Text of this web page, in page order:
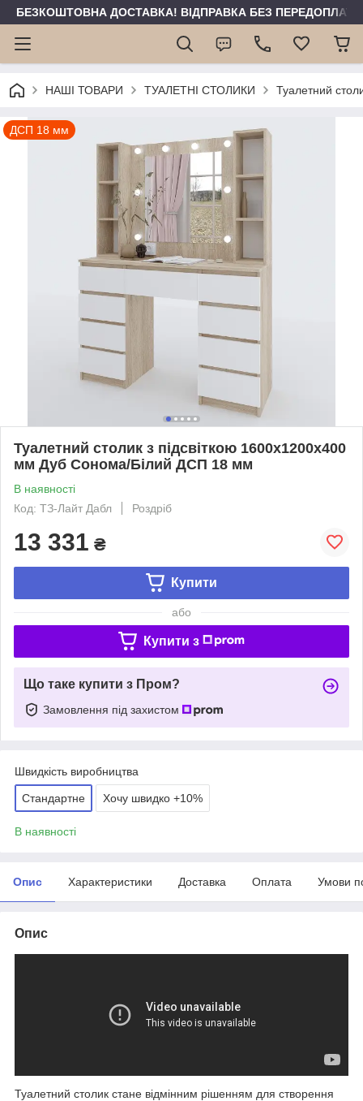
БЕЗКОШТОВНА ДОСТАВКА! ВІДПРАВКА БЕЗ ПЕРЕДОПЛАТИ
НАШІ ТОВАРИ ТУАЛЕТНІ СТОЛИКИ Туалетний
ДСП 18 мм
Туалетний столик з підсвіткою 1600х1200х400
мм Дуб Сонома/Білий ДСП 18 мм
В наявності
Код: ТЗ-Лайт Дабл
Роздріб
13 331 ₴
Купити
або
Купити з
Що таке купити з Пром?
Замовлення під захистом
Швидкість виробництва
Стандартне Хочу швидко +10%
В наявності
Опис Характеристики Доставка Оплата Умови
Опис
Туалетний столик стане відмінним рішенням для створення